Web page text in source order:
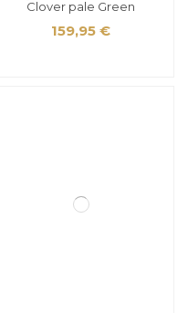
Clover pale Green
159,95 €